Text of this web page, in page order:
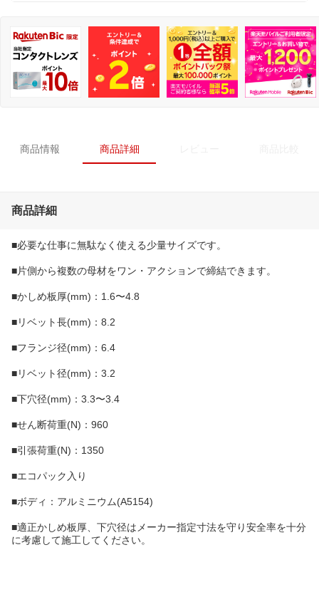
商品情報 商品詳細
商品詳細
■必要な仕事に無駄なく使える少量サイズです。
■片側から複数の母材をワン・アクションで締結できます。
■かしめ板厚(mm)：1.6〜4.8
■リベット長(mm)：8.2
■フランジ径(mm)：6.4
■リベット径(mm)：3.2
■下穴径(mm)：3.3〜3.4
■せん断荷重(N)：960
■引張荷重(N)：1350
■エコパック入り
■ボディ：アルミニウム(A5154)
■適正かしめ板厚、下穴径はメーカー指定寸法を守り安全率を十分
に考慮して施工してください。